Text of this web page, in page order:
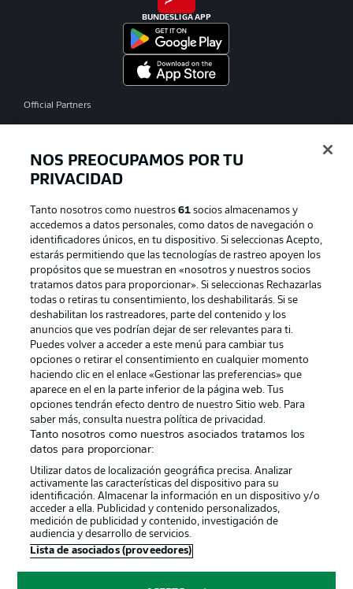
BUNDESLIGA APP
Official Partners
Publicidad Aviso legal
Gestionar las preferencias Declaracion de privacidad
Canales Trabajos
Jugadores Condiciones de uso
Sello Editorial Contacto
© 2026 Bundesliga-Gruppe GmbH
Elegir idioma
NOS PREOCUPAMOS POR TU
PRIVACIDAD
Tanto nosotros como nuestros61 socios almacenamos y
accedemos a datos personales, como datos de navegación o
identificadores únicos, en tu dispositivo. Si seleccionas Acepto,
estarás permitiendo que las tecnologías de rastreo apoyen los
propósitos que se muestran en «nosotros y nuestros socios
tratamos datos para proporcionar». Si seleccionas Rechazarlas
todas o retiras tu consentimiento, los deshabilitarás. Si se
deshabilitan los rastreadores, parte del contenido y los
anuncios que ves podrían dejar de ser relevantes para ti.
Puedes volver a acceder a este menú para cambiar tus
opciones o retirar el consentimiento en cualquier momento
haciendo clic en el enlace «Gestionar las preferencias» que
aparece en el en la parte inferior de la página web. Tus
opciones tendrán efecto dentro de nuestro Sitio web. Para
saber más, consulta nuestra política de privacidad.
Tanto nosotros como nuestros asociados tratamos los
datos para proporcionar:
Utilizar datos de localización geográfica precisa. Analizar
activamente las características del dispositivo para su
identificación. Almacenar la información en un dispositivo y/o
acceder a ella. Publicidad y contenido personalizados,
medición de publicidad y contenido, investigación de
audiencia y desarrollo de servicios.
Lista de asociados (proveedores)